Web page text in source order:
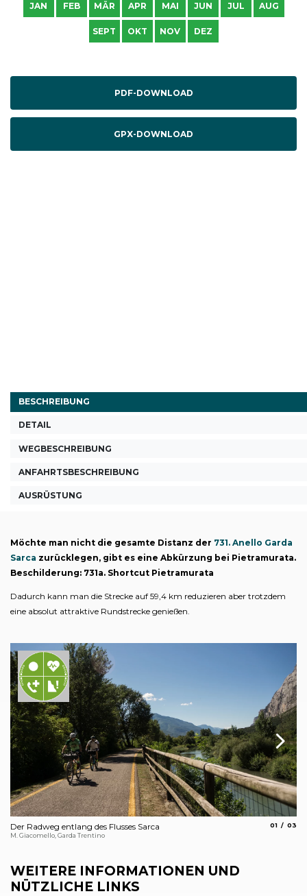
JAN FEB MÄR APR MAI JUN JUL AUG
SEPT OKT NOV DEZ
PDF-DOWNLOAD
GPX-DOWNLOAD
BESCHREIBUNG
DETAIL
WEGBESCHREIBUNG
ANFAHRTSBESCHREIBUNG
AUSRÜSTUNG
Möchte man nicht die gesamte Distanz der 731. Anello Garda
Sarca zurücklegen, gibt es eine Abkürzung bei Pietramurata.
Beschilderung: 731a. Shortcut Pietramurata
Dadurch kann man die Strecke auf 59,4 km reduzieren aber trotzdem
eine absolut attraktive Rundstrecke genießen.
Der Radweg entlang des Flusses Sarca
M. Giacomello, Garda Trentino
01 03
WEITERE INFORMATIONEN UND
NÜTZLICHE LINKS